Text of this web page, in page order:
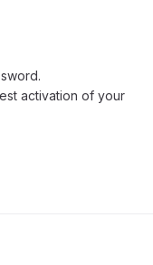
activation of your